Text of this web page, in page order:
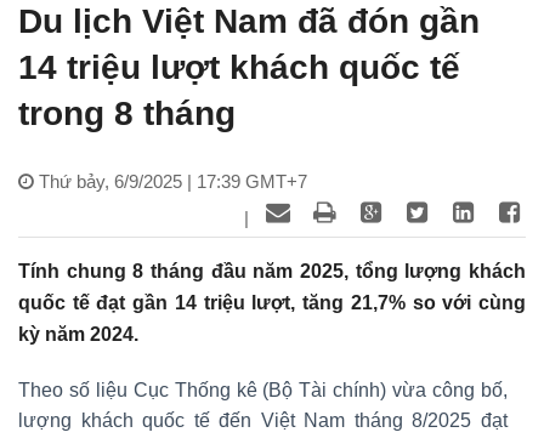
Du lịch Việt Nam đã đón gần
14 triệu lượt khách quốc tế
trong 8 tháng
Thứ bảy, 6/9/2025 | 17:39 GMT+7
|
Tính chung 8 tháng đầu năm 2025, tổng lượng khách
quốc tế đạt gần 14 triệu lượt, tăng 21,7% so với cùng
kỳ năm 2024.
Theo số liệu Cục Thống kê (Bộ Tài chính) vừa công bố,
lượng khách quốc tế đến Việt Nam tháng 8/2025 đạt